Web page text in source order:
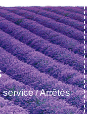
service/Arrêtés